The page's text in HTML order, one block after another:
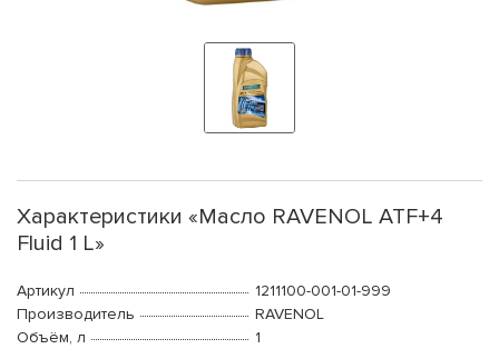
Характеристики «Масло RAVENOL ATF+4
Fluid 1 L»
Артикул
1211100-001-01-999
Производитель
RAVENOL
Объём, л
1